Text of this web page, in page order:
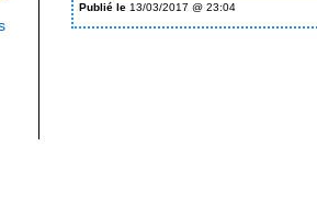
Publié le 13/03/2017 @ 23:04